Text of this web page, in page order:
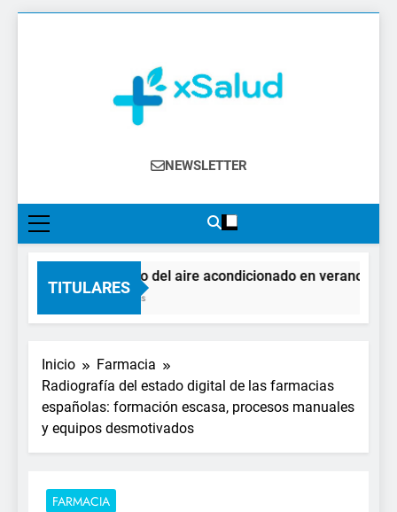
XSalud
Noticias Del Sector Salud. Congresos Y
Farmacéutica, Atención Primaria,
Especialistas, Farmacia, Etc…
NEWSLETTER
TITULARES
El impacto del aire acondicionado en verano:
5 Horas Atrás
Inicio
Farmacia
Radiografía del estado digital de las farmacias
españolas: formación escasa, procesos manuales
y equipos desmotivados
FARMACIA